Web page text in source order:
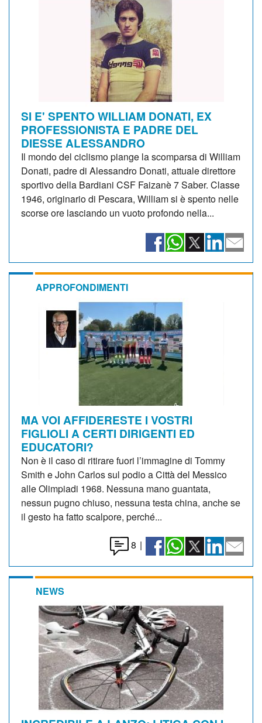
SI E' SPENTO WILLIAM DONATI, EX
PROFESSIONISTA E PADRE DEL
DIESSE ALESSANDRO
Il mondo del ciclismo piange la scomparsa di William
Donati, padre di Alessandro Donati, attuale direttore
sportivo della Bardiani CSF Faizanè 7 Saber. Classe
1946, originario di Pescara, William si è spento nelle
scorse ore lasciando un vuoto profondo nella...
APPROFONDIMENTI
MA VOI AFFIDERESTE I VOSTRI
FIGLIOLI A CERTI DIRIGENTI ED
EDUCATORI?
Non è il caso di ritirare fuori l’immagine di Tommy
Smith e John Carlos sul podio a Città del Messico
alle Olimpiadi 1968. Nessuna mano guantata,
nessun pugno chiuso, nessuna testa china, anche se
il gesto ha fatto scalpore, perché...
8 |
NEWS